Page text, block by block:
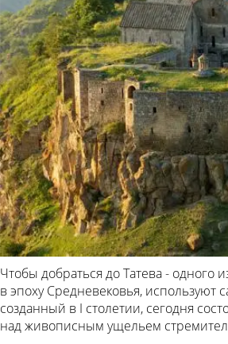
Чтобы добраться до Татева -
в эпоху Средневековья,
созданный в I столетии, сегодня
над живописным ущельем